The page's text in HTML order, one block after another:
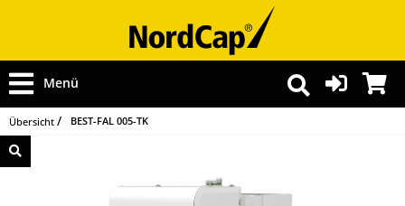
Menü
Übersicht BEST-FAL 005-TK